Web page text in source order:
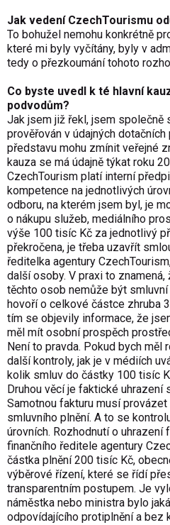
Jak vedení CzechTourismu
To bohužel nemohu konkrétně
které mi byly vyčítány, byly v
tedy o přezkoumání tohoto
Co byste uvedl k té hlavní
podvodům?
Jak jsem již řekl, jsem společně
prověřován v údajných
představu mohu zmínit veřejné
kauza se má údajně týkat roku
CzechTourism platí interní
kompetence na jednotlivých
odboru, na kterém jsem byl, je
o nákupu služeb, mediálního
výše 100 tisíc Kč za jednotlivý
překročena, je třeba uzavřít
ředitelka agentury
další osoby. V praxi to
těchto osob nemůže být
hovoří o celkové částce zhruba
tím se objevily informace, že
měl mít osobní prospěch
Není to pravda. Pokud bych měl
další kontroly, jak je v médiích
kolik smluv do částky 100 tisíc
Druhou věcí je faktické uhrazení
Samotnou fakturu musí
smluvního plnění. A to se
úrovních. Rozhodnutí o uhrazení
finančního ředitele agentury
částka plnění 200 tisíc Kč,
výběrové řízení, které se řídí
transparentním postupem. Je
náměstka nebo ministra bylo
odpovídajícího protiplnění a bez